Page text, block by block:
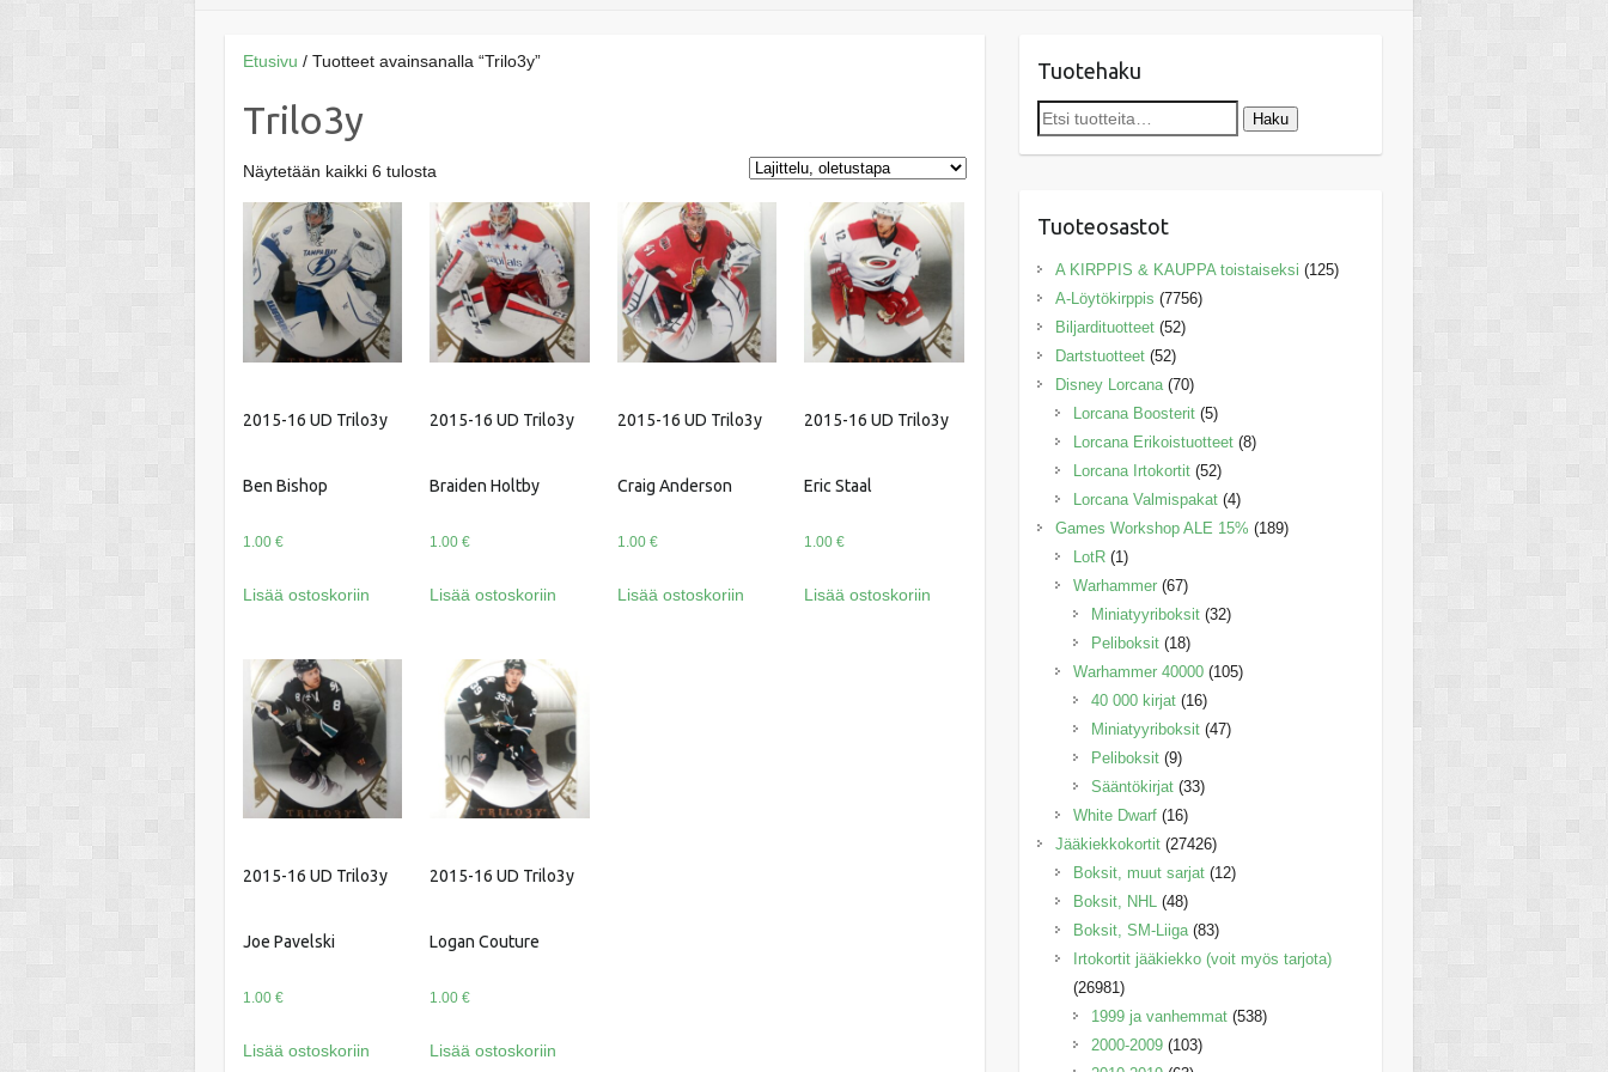
Etusivu / Tuotteet avainsanalla “Trilo3y”
Trilo3y
Näytetään kaikki 6 tulosta
2015-16 UD Trilo3y
Ben Bishop
1.00 €
Lisää ostoskoriin
2015-16 UD Trilo3y
Braiden Holtby
1.00€
Lisää ostoskoriin
2015-16 UD Trilo3y
Craig Anderson
1.00 €
Lisää ostoskoriin
2015-16 UD Trilo3y
Eric Staal
1.00€
Lisää ostoskoriin
2015-16 UD Trilo3y
Joe Pavelski
1.00 €
Lisää ostoskoriin
2015-16 UD Trilo3y
Logan Couture
1.00€
Lisää ostoskoriin
Tuotehaku
Etsi: Haku
Tuoteosastot
A KIRPPIS & KAUPPA toistaiseksi (125)
A-Löytökirppis (7756)
Biljardituotteet (52)
Dartstuotteet (52)
Disney Lorcana (70)
Lorcana Boosterit (5)
Lorcana Erikoistuotteet (8)
Lorcana Irtokortit (52)
Lorcana Valmispakat (4)
Games Workshop ALE 15% (189)
LotR (1)
Warhammer (67)
Miniatyyriboksit (32)
Peliboksit (18)
Warhammer 40000 (105)
40 000 kirjat (16)
Miniatyyriboksit (47)
Peliboksit (9)
Sääntökirjat (33)
White Dwarf (16)
Jääkiekkokortit (27426)
Boksit, muut sarjat (12)
Boksit, NHL (48)
Boksit, SM-Liiga (83)
Irtokortit jääkiekko (voit myös tarjota)
(26981)
1999 ja vanhemmat (538)
2000-2009 (103)